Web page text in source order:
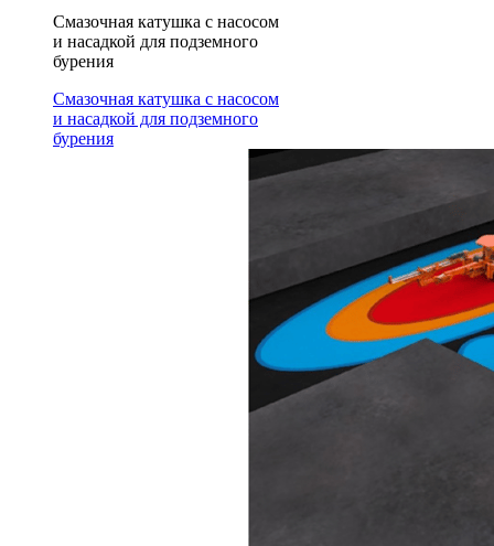
Смазочная катушка с насосом
и насадкой для подземного
бурения
Смазочная катушка с насосом
и насадкой для подземного
бурения